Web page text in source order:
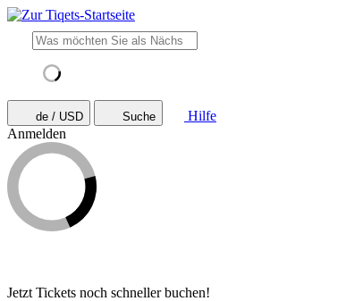
de / USD Suche
Hilfe
Anmelden
Jetzt Tickets noch schneller buchen!